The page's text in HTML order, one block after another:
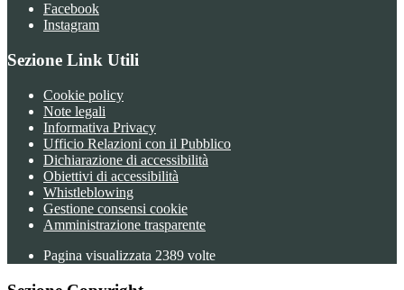
Facebook
Instagram
Sezione Link Utili
Cookie policy
Note legali
Informativa Privacy
Ufficio Relazioni con il Pubblico
Dichiarazione di accessibilità
Obiettivi di accessibilità
Whistleblowing
Gestione consensi cookie
Amministrazione trasparente
Pagina visualizzata 2389 volte